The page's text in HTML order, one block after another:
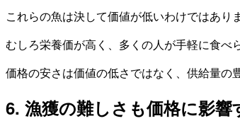
これらの魚は決して価値が低いわけではあり
むしろ栄養価が高く、多くの人が手軽に食べ
価格の安さは価値の低さではなく、供給量の
6. 漁獲の難しさも価格に影響